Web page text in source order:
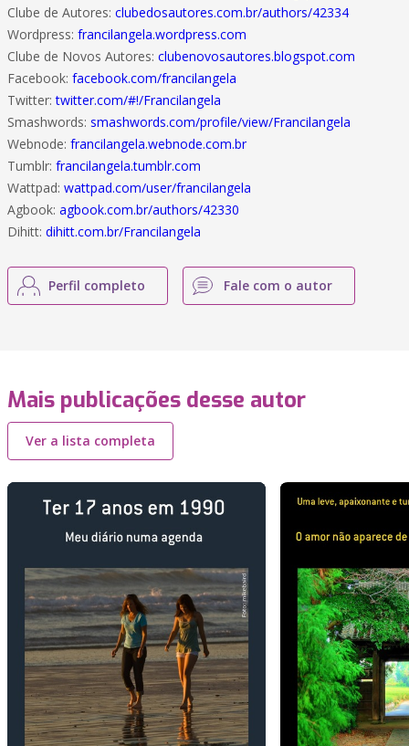
Clube de Autores: clubedosautores.com.br/authors/42334
Wordpress: francilangela.wordpress.com
Clube de Novos Autores: clubenovosautores.blogspot.com
Facebook: facebook.com/francilangela
Twitter:twitter.com/#!/Francilangela
Smashwords: smashwords.com/profile/view/Francilangela
Webnode: francilangela.webnode.com.br
Tumblr: francilangela.tumblr.com
Wattpad: wattpad.com/user/francilangela
Agbook: agbook.com.br/authors/42330
Dihitt: dihitt.com.br/Francilangela
Perfil completo Fale com o autor
Mais publicações desse autor
Ver a lista completa